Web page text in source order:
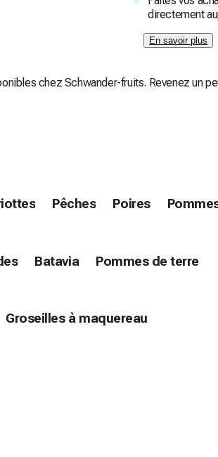
directement
En savoir plus
chez Schwander-fruits. Revenez un
Pêches Poires
Batavia Pommes de terre
Groseilles à maquereau